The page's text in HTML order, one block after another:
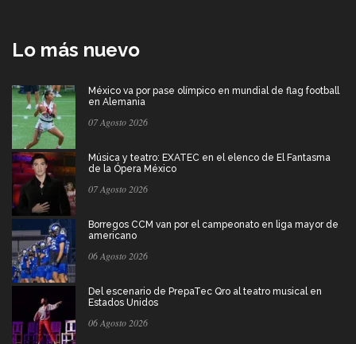
Lo más nuevo
México va por pase olímpico en mundial de flag football
en Alemania
07 Agosto 2026
Música y teatro: EXATEC en el elenco de El Fantasma
de la Ópera México
07 Agosto 2026
Borregos CCM van por el campeonato en liga mayor de
americano
06 Agosto 2026
Del escenario de PrepaTec Qro al teatro musical en
Estados Unidos
06 Agosto 2026